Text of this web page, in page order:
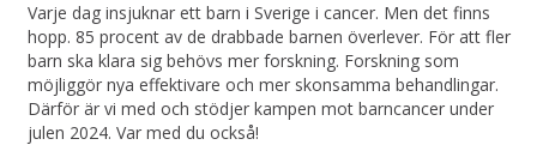
Varje dag insjuknar ett barn i Sverige i cancer. Men det finns
hopp. 85 procent av de drabbade barnen överlever. För att fler
barn ska klara sig behövs mer forskning. Forskning som
möjliggör nya effektivare och mer skonsamma behandlingar.
Därför är vi med och stödjer kampen mot barncancer under
julen 2024. Var med du också!